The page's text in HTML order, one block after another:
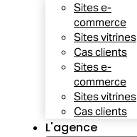
Sites e-
commerce
Sites vitrines
Cas clients
Sites e-
commerce
Sites vitrines
Cas clients
L'agence